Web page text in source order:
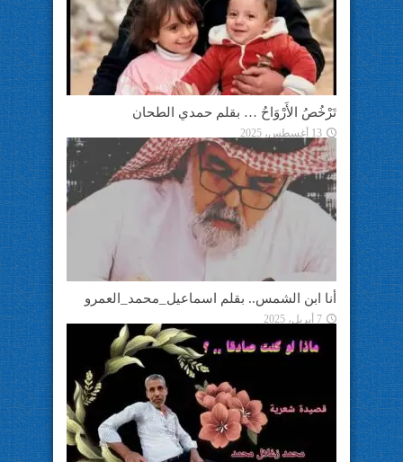
تَرْخُصُ الأَرْوَاحُ … بقلم حمدي الطحان
13 أغسطس، 2025
أنا ابن الشمس.. بقلم اسماعيل_محمد_العمرو
7 أبريل، 2025